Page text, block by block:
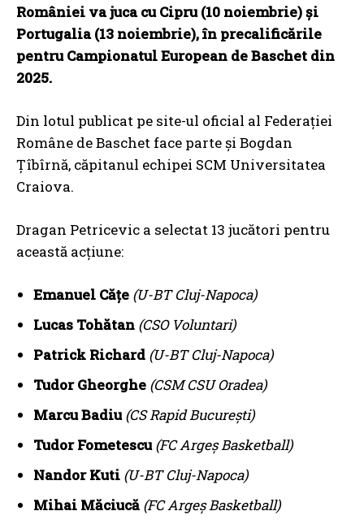
României va juca cu Cipru (10 noiembrie) și
Portugalia (13 noiembrie), în precalificările
pentru Campionatul European de Baschet din
2025.
Din lotul publicat pe site-ul oficial al Federației
Române de Baschet face parte și Bogdan
Țîbîrnă, căpitanul echipei SCM Universitatea
Craiova.
Dragan Petricevic a selectat 13 jucători pentru
această acțiune:
Emanuel Cățe (U-BT Cluj-Napoca)
Lucas Tohătan (CSO Voluntari)
Patrick Richard (U-BT Cluj-Napoca)
Tudor Gheorghe (CSM CSU Oradea)
Marcu Badiu (CS Rapid București)
Tudor Fometescu (FC Argeș Basketball)
Nandor Kuti (U-BT Cluj-Napoca)
Mihai Măciucă (FC Argeș Basketball)